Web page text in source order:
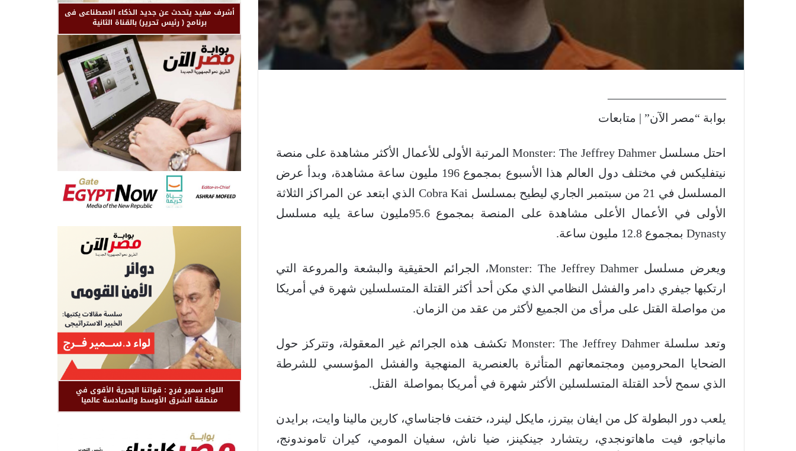
——————————
بوابة “مصر الآن” | متابعات
احتل مسلسلMonster: The Jeffrey Dahmerالمرتبة الأولى للأعمال الأكثر مشاهدة على منصة
نيتفليكس في مختلف دول العالم هذا الأسبوع بمجموع 196 مليون ساعة مشاهدة، وبدأ عرض
المسلسل في 21 من سبتمبر الجاري ليطيح بمسلسل
Cobra Kai الذي ابتعد عن المراكز الثلاثة
الأولى في الأعمال الأعلى مشاهدة على المنصة بمجموع 95.6مليون ساعة يليه مسلسل
Dynasty بمجموع 12.8 مليون ساعة.
ويعرض مسلسل Monster: The Jeffrey Dahmer، الجرائم الحقيقية والبشعة والمروعة التي
ارتكبها جيفري دامر والفشل النظامي الذي مكن أحد أكثر القتلة المتسلسلين شهرة في أمريكا
من مواصلة القتل على مرأى من الجميع لأكثر من عقد من الزمان.
وتعد سلسلة Monster: The Jeffrey Dahmer تكشف هذه الجرائم غير المعقولة، وتتركز حول
الضحايا المحرومين ومجتمعاتهم المتأثرة بالعنصرية المنهجية والفشل المؤسسي للشرطة
الذي سمح لأحد القتلة المتسلسلين الأكثر شهرة في أمريكا بمواصلة القتل.
يلعب دور البطولة كل من ايفان بيترز، مايكل لينرد، ختفت فاجناساي، كارين مالينا وايت، برايدن
مانياجو، فيت ماهاتونجدي، ريتشارد جينكينز، ضيا ناش، سفيان المومي، كيران تاموندونج،
أشرف مفيد يتحدث عن جديد الذكاء الاصطناعى فى
برنامج ( رئيس تحرير) بالقناة الثانية
اللواء سمير فرج : قواتنا البحرية الأقوى في
منطقة الشرق الأوسط والسادسة عالميا